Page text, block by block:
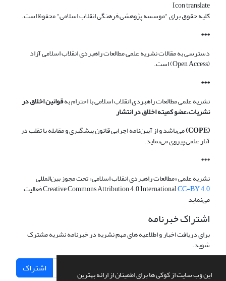
این وب سایت از کوکی ها برای اطمینان از ارائه بهترین
Icon translate
کلیه حقوق برای "موسسه پژوهشی فرهنگی انقلاب اسلامی" محفوظ است.
***
دسترسی به مقالات نشریه علمی مطالعات راهبردی انقلاب اسلامی آزاد
(Open Access) است.
***
نشریه علمی مطالعات راهبردی انقلاب اسلامی با احترام بهقوانین اخلاق در
نشریات،عضو کمیته اخلاق در انتشار
(COPE)
می‌باشد و از آیین‌نامه اجرایی قانون پیشگیری و مقابله با تقلب در
آثار علمی پیروی می‌نماید.
***
نشریه علمی «مطالعات راهبردی انقلاب اسلامی» تحت مجوز بین‌المللی
Creative Commons Attribution 4.0 InternationalCC-BY 4.0 فعالیت
می‌نماید
اشتراک خبرنامه
برای دریافت اخبار و اطلاعیه های مهم نشریه در خبرنامه نشریه مشترک
شوید.
اشتراک